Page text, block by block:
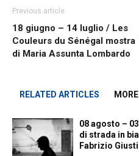
Previous article
18 giugno – 14 luglio / Les
Couleurs du Sénégal mostra
di Maria Assunta Lombardo
RELATED ARTICLES
08 agosto –
di strada in
Fabrizio Giusti